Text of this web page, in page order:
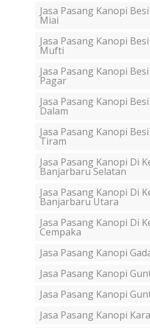
Jasa Pasang Kanopi
Miai
Jasa Pasang Kanopi
Mufti
Jasa Pasang Kanopi
Pagar
Jasa Pasang Kanopi
Dalam
Jasa Pasang Kanopi
Tiram
Jasa Pasang Kanopi Di
Banjarbaru Selatan
Jasa Pasang Kanopi Di
Banjarbaru Utara
Jasa Pasang Kanopi Di
Cempaka
Jasa Pasang Kanopi
Jasa Pasang Kanopi
Jasa Pasang Kanopi
Jasa Pasang Kanopi